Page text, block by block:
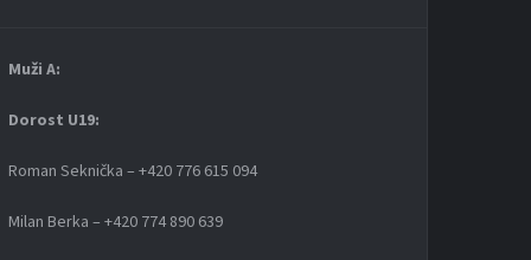
Muži A:
Dorost U19:
Roman Seknička – +420 776 615 094
Milan Berka – +420 774 890 639